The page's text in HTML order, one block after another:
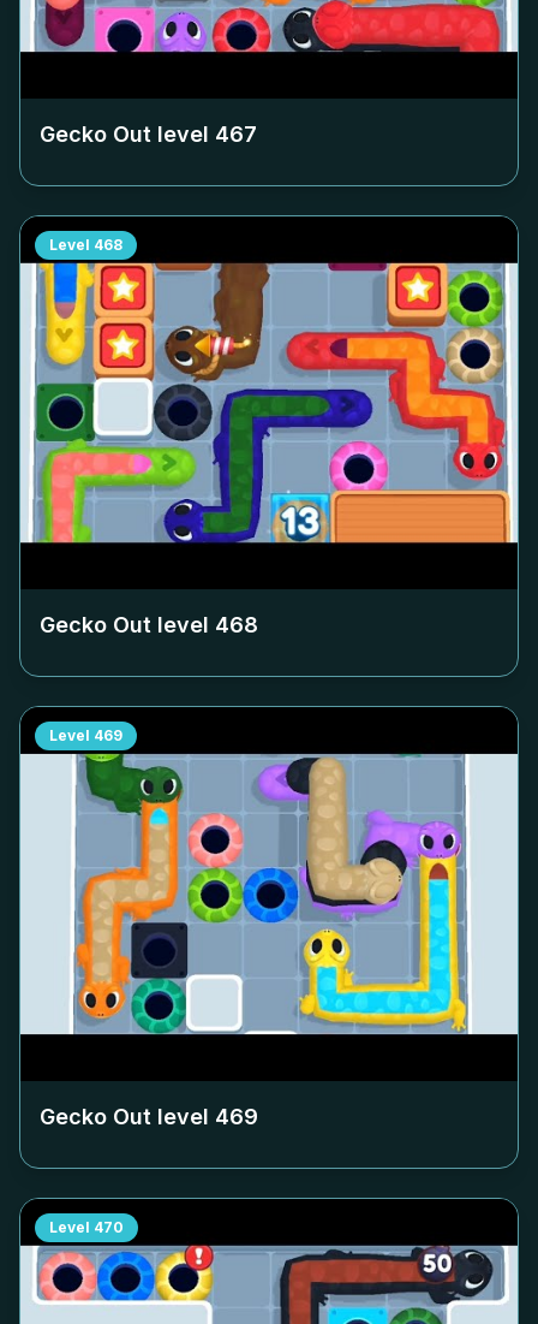
Gecko Out level 467
Level 468
Gecko Out level 468
Level 469
Gecko Out level 469
Level 470